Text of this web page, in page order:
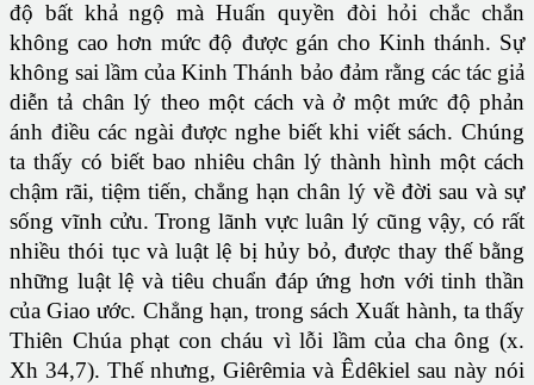
độ bất khả ngộ mà Huấn quyền đòi hỏi chắc chắn
không cao hơn mức độ được gán cho Kinh thánh. Sự
không sai lầm của Kinh Thánh bảo đảm rằng các tác giả
diễn tả chân lý theo một cách và ở một mức độ phản
ánh điều các ngài được nghe biết khi viết sách. Chúng
ta thấy có biết bao nhiêu chân lý thành hình một cách
chậm rãi, tiệm tiến, chẳng hạn chân lý về đời sau và sự
sống vĩnh cửu. Trong lãnh vực luân lý cũng vậy, có rất
nhiều thói tục và luật lệ bị hủy bỏ, được thay thế bằng
những luật lệ và tiêu chuẩn đáp ứng hơn với tinh thần
của Giao ước. Chẳng hạn, trong sách Xuất hành, ta thấy
Thiên Chúa phạt con cháu vì lỗi lầm của cha ông (x.
Xh 34,7). Thế nhưng, Giêrêmia và Êdêkiel sau này nói